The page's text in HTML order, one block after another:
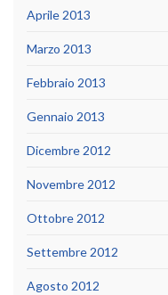
Aprile 2013
Marzo 2013
Febbraio 2013
Gennaio 2013
Dicembre 2012
Novembre 2012
Ottobre 2012
Settembre 2012
Agosto 2012